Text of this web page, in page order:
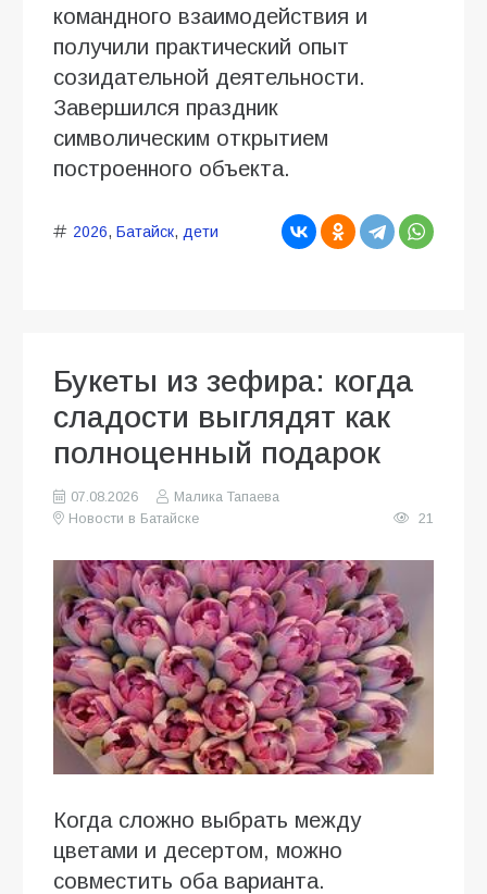
командного взаимодействия и
получили практический опыт
созидательной деятельности.
Завершился праздник
символическим открытием
построенного объекта.
2026, Батайск, дети
Букеты из зефира: когда
сладости выглядят как
полноценный подарок
07.08.2026
Малика Тапаева
Новости в Батайске
21
Когда сложно выбрать между
цветами и десертом, можно
совместить оба варианта.